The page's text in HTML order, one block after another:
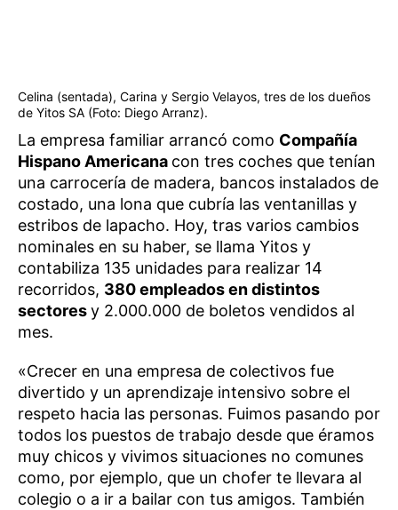
Celina (sentada), Carina y Sergio Velayos, tres de los dueños
de Yitos SA (Foto: Diego Arranz).
La empresa familiar arrancó como Compañía
Hispano Americana con tres coches que tenían
una carrocería de madera, bancos instalados de
costado, una lona que cubría las ventanillas y
estribos de lapacho. Hoy, tras varios cambios
nominales en su haber, se llama Yitos y
contabiliza 135 unidades para realizar 14
recorridos, 380 empleados en distintos
sectoresy 2.000.000 de boletos vendidos al
mes.
«Crecer en una empresa de colectivos fue
divertido y un aprendizaje intensivo sobre el
respeto hacia las personas. Fuimos pasando por
todos los puestos de trabajo desde que éramos
muy chicos y vivimos situaciones no comunes
como, por ejemplo, que un chofer te llevara al
colegio o a ir a bailar con tus amigos. También